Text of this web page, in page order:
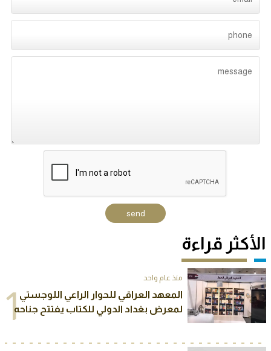
الأكثر قراءة
منذ عام واحد
1المعهد العراقي للحوار الراعي اللوجستي
لمعرض بغداد الدولي للكتاب يفتتح جناحه